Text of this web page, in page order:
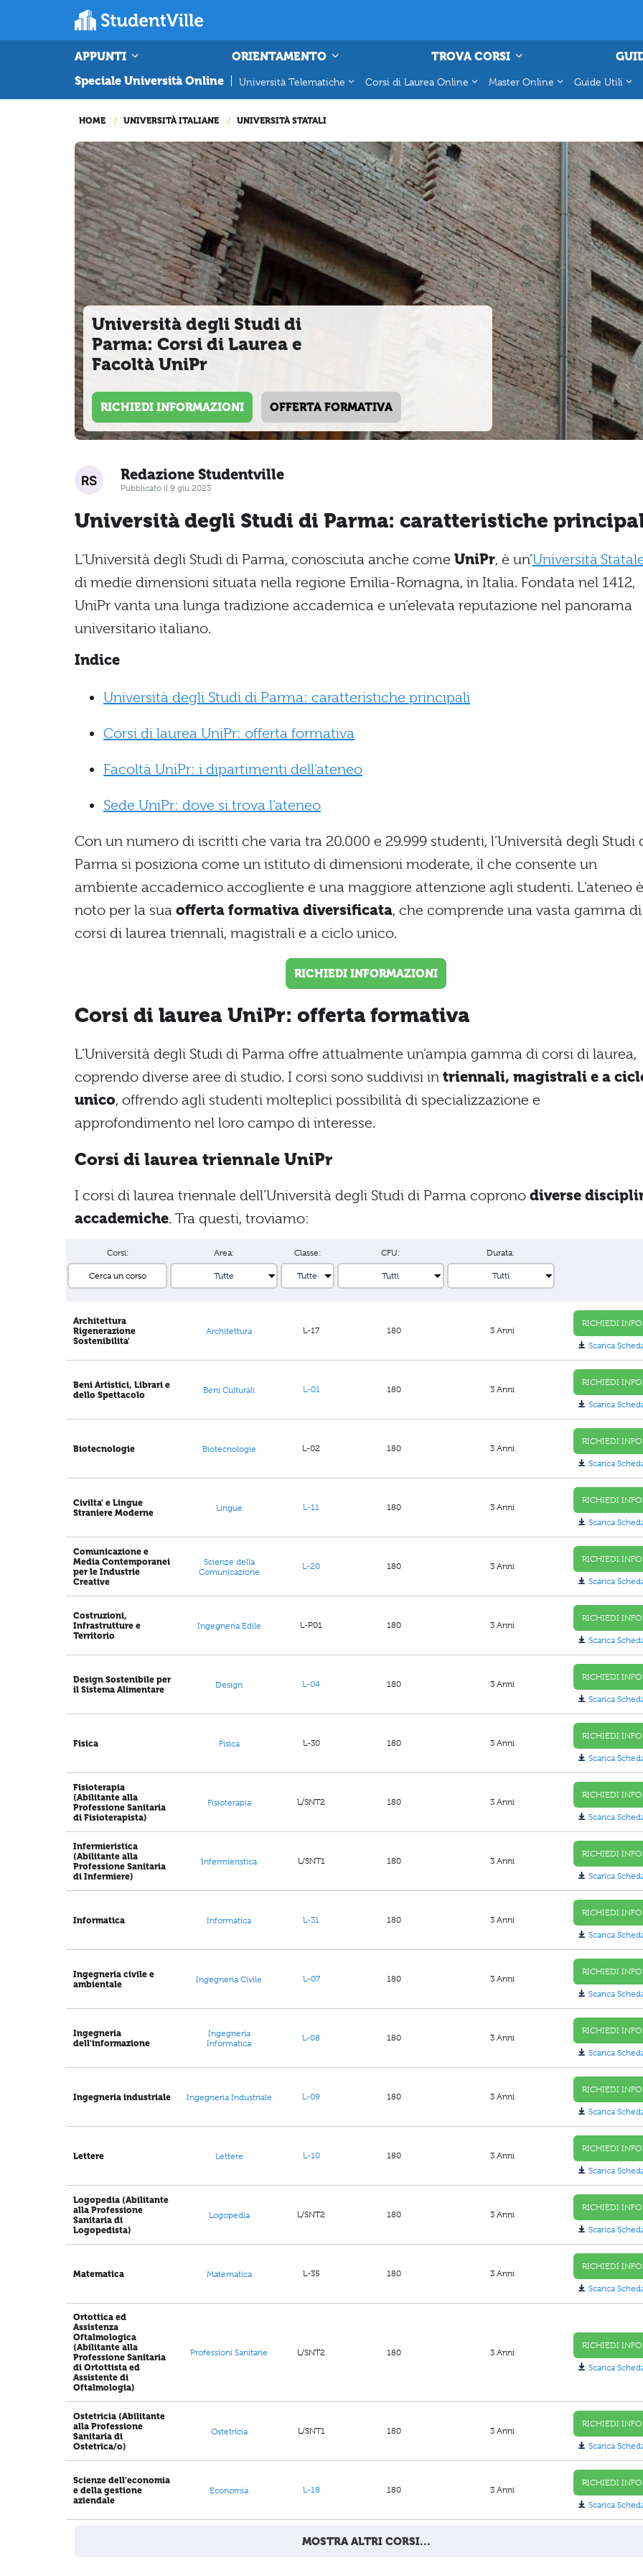
APPUNTI ORIENTAMENTO TROVA CORSI
Speciale Università Online
Università Telematiche Corsi di Laurea Online Master Online Guide Utili
HOME UNIVERSITÀ ITALIANE UNIVERSITÀ STATALI
Università degli Studi di
Parma: Corsi di Laurea e
Facoltà UniPr
RICHIEDI INFORMAZIONI OFFERTA FORMATIVA
Redazione Studentville
Pubblicato il 9 giu 2023
Università degli Studi di Parma: caratteristiche
L’Università degli Studi di Parma, conosciuta anche come UniPr, è un’Università
di medie dimensioni situata nella regione Emilia-Romagna, in Italia. Fondata nel 1412,
UniPr vanta una lunga tradizione accademica e un’elevata reputazione nel panorama
universitario italiano.
Indice
Università degli Studi di Parma: caratteristiche principali
Corsi di laurea UniPr: offerta formativa
Facoltà UniPr: i dipartimenti dell’ateneo
Sede UniPr: dove si trova l’ateneo
Con un numero di iscritti che varia tra 20.000 e 29.999 studenti, l’Università degli Studi
Parma si posiziona come un istituto di dimensioni moderate, il che consente un
ambiente accademico accogliente e una maggiore attenzione agli studenti. L’ateneo è
noto per la sua offerta formativa diversificata, che comprende una vasta gamma di
corsi di laurea triennali, magistrali e a ciclo unico.
RICHIEDI INFORMAZIONI
Corsi di laurea UniPr: offerta formativa
L’Università degli Studi di Parma offre attualmente un’ampia gamma di corsi di laurea,
coprendo diverse aree di studio. I corsi sono suddivisi in triennali, magistrali e a
unico, offrendo agli studenti molteplici possibilità di specializzazione e
approfondimento nel loro campo di interesse.
Corsi di laurea triennale UniPr
I corsi di laurea triennale dell’Università degli Studi di Parma coprono diverse
accademiche. Tra questi, troviamo:
Corsi: Area: Classe: CFU: Durata:
Architettura
Rigenerazione
Sostenibilita'
Architettura L-17 180 3 Anni
RICHIEDI INFO
Scarica
Beni Artistici, Librari e
dello Spettacolo
Beni Culturali L-01 180 3 Anni
RICHIEDI INFO
Scarica
Biotecnologie Biotecnologie L-02 180 3 Anni
RICHIEDI INFO
Scarica
Civilta' e Lingue
Straniere Moderne
Lingue L-11 180 3 Anni
RICHIEDI INFO
Scarica
Comunicazione e
Media Contemporanei
per le Industrie
Creative
Scienze della
Comunicazione
L-20 180 3 Anni
RICHIEDI INFO
Scarica
Costruzioni,
Infrastrutture e
Territorio
Ingegneria Edile L-P01 180 3 Anni
RICHIEDI INFO
Scarica
Design Sostenibile per
il Sistema Alimentare
Design L-04 180 3 Anni
RICHIEDI INFO
Scarica
Fisica Fisica L-30 180 3 Anni
RICHIEDI INFO
Scarica
Fisioterapia
(Abilitante alla
Professione Sanitaria
di Fisioterapista)
Fisioterapia L/SNT2 180 3 Anni
RICHIEDI INFO
Scarica
Infermieristica
(Abilitante alla
Professione Sanitaria
di Infermiere)
Infermieristica L/SNT1 180 3 Anni
RICHIEDI INFO
Scarica
Informatica Informatica L-31 180 3 Anni
RICHIEDI INFO
Scarica
Ingegneria civile e
ambientale
Ingegneria Civile L-07 180 3 Anni
RICHIEDI INFO
Scarica
Ingegneria
dell'informazione
Ingegneria
Informatica
L-08 180 3 Anni
RICHIEDI INFO
Scarica
Ingegneria industriale Ingegneria Industriale L-09 180 3 Anni
RICHIEDI INFO
Scarica
Lettere Lettere L-10 180 3 Anni
RICHIEDI INFO
Scarica
Logopedia (Abilitante
alla Professione
Sanitaria di
Logopedista)
Logopedia L/SNT2 180 3 Anni
RICHIEDI INFO
Scarica
Matematica Matematica L-35 180 3 Anni
RICHIEDI INFO
Scarica
Ortottica ed
Assistenza
Oftalmologica
(Abilitante alla
Professione Sanitaria
di Ortottista ed
Assistente di
Oftalmologia)
Professioni Sanitarie L/SNT2 180 3 Anni
RICHIEDI INFO
Scarica
Ostetricia (Abilitante
alla Professione
Sanitaria di
Ostetrica/o)
Ostetricia L/SNT1 180 3 Anni
RICHIEDI INFO
Scarica
Scienze dell'economia
e della gestione
aziendale
Economia L-18 180 3 Anni
RICHIEDI INFO
Scarica
MOSTRA ALTRI CORSI...